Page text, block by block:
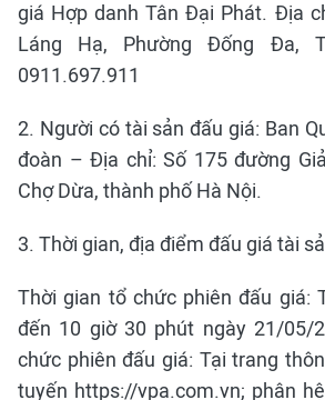
giá Hợp danh Tân Đại Phát. Địa
Láng Hạ, Phường Đống Đa,
0911.697.911
2. Người có tài sản đấu giá: Ban
đoàn – Địa chỉ: Số 175 đường
Chợ Dừa, thành phố Hà Nội.
3. Thời gian, địa điểm đấu giá tài
Thời gian tổ chức phiên đấu giá:
đến 10 giờ 30 phút ngày 21/05/
chức phiên đấu giá: Tại trang
tuyến https://vpa.com.vn; phân